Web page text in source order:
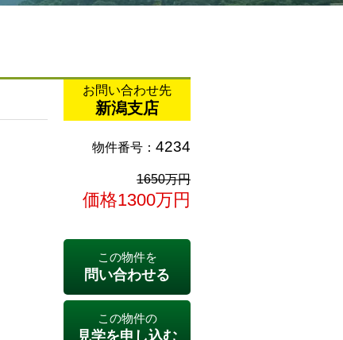
お問い合わせ先
新潟支店
物件番号： 4234
1650万円
価格1300万円
この物件を
問い合わせる
この物件の
見学を申し込む